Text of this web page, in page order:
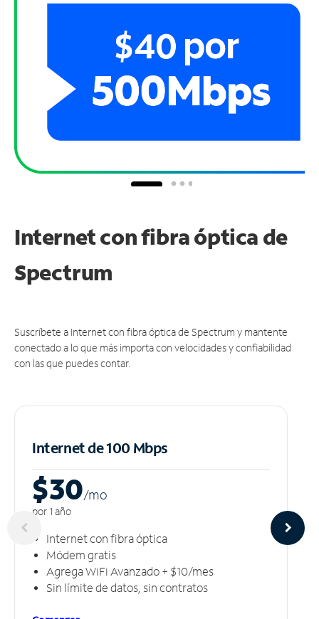
Internet con fibra óptica de
Spectrum
Suscríbete a Internet con fibra óptica de Spectrum y mantente
conectado a lo que más importa con velocidades y confiabilidad
con las que puedes contar.
Internet de 100 Mbps
$30/mo
por 1 año
Internet con fibra óptica
Módem gratis
Agrega WiFi Avanzado + $10/mes
Sin límite de datos, sin contratos